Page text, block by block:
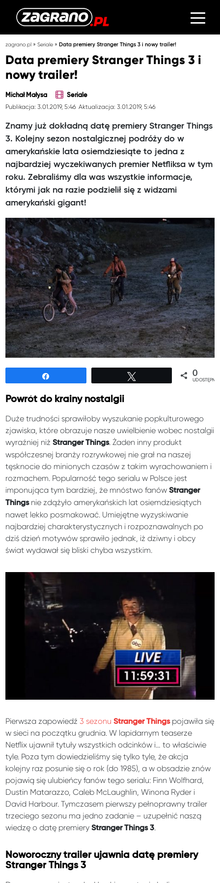
zagrano.pl »Seriale »Data premiery Stranger Things 3 i nowy trailer!
Data premiery Stranger Things 3 i
nowy trailer!
Michał Małysa Seriale
Publikacja: 3.01.2019, 5:46 Aktualizacja: 3.01.2019, 5:46
Znamy już dokładną datę premiery Stranger Things
3. Kolejny sezon nostalgicznej podróży do w
amerykańskie lata osiemdziesiąte to jedna z
najbardziej wyczekiwanych premier Netfliksa w tym
roku. Zebraliśmy dla was wszystkie informacje,
którymi jak na razie podzielił się z widzami
amerykański gigant!
0
Powrót do krainy nostalgii
Duże trudności sprawiłoby wyszukanie popkulturowego
zjawiska, które obrazuje nasze uwielbienie wobec nostalgii
wyraźniej niżStranger Things. Żaden inny produkt
współczesnej branży rozrywkowej nie grał na naszej
tęsknocie do minionych czasów z takim wyrachowaniem i
rozmachem. Popularność tego serialu w Polsce jest
imponująca tym bardziej, że mnóstwo fanówStranger
Things nie zdążyło amerykańskich lat osiemdziesiątych
nawet lekko posmakować. Umiejętne wyzyskiwanie
najbardziej charakterystycznych i rozpoznawalnych po
dziś dzień motywów sprawiło jednak, iż dziwny i obcy
świat wydawał się bliski chyba wszystkim.
Pierwsza zapowiedź3 sezonuStranger Thingspojawiła się
w sieci na początku grudnia. W lapidarnym teaserze
Netflix ujawnił tytuły wszystkich odcinków i… to właściwie
tyle. Poza tym dowiedzieliśmy się tylko tyle, że akcja
kolejny raz posunie się o rok (do 1985), a w obsadzie znów
pojawią się ulubieńcy fanów tego serialu: Finn Wolfhard,
Dustin Matarazzo, Caleb McLaughlin, Winona Ryder i
David Harbour. Tymczasem pierwszy pełnoprawny trailer
trzeciego sezonu ma jedno zadanie – uzupełnić naszą
wiedzę o datę premieryStranger Things 3.
Noworoczny trailer ujawnia datę premiery
Stranger Things 3